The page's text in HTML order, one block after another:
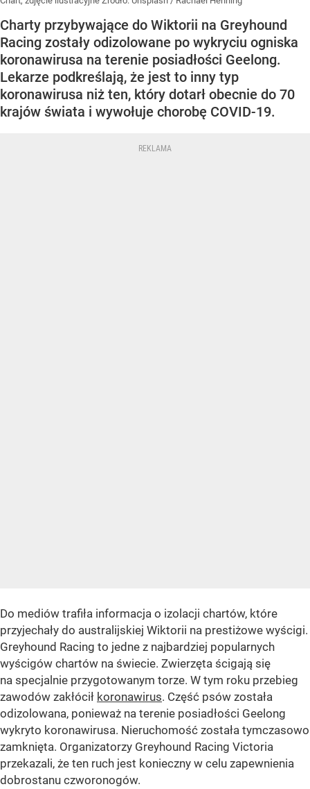
Charty przybywające do Wiktorii na Greyhound
Racing zostały odizolowane po wykryciu ogniska
koronawirusa na terenie posiadłości Geelong.
Lekarze podkreślają, że jest to inny typ
koronawirusa niż ten, który dotarł obecnie do 70
krajów świata i wywołuje chorobę COVID-19.
Do mediów trafiła informacja o izolacji chartów, które
przyjechały do australijskiej Wiktorii na prestiżowe wyścigi.
Greyhound Racing to jedne z najbardziej popularnych
wyścigów chartów na świecie. Zwierzęta ścigają się
na specjalnie przygotowanym torze. W tym roku przebieg
zawodów zakłócił koronawirus. Część psów została
odizolowana, ponieważ na terenie posiadłości Geelong
wykryto koronawirusa. Nieruchomość została tymczasowo
zamknięta. Organizatorzy Greyhound Racing Victoria
przekazali, że ten ruch jest konieczny w celu zapewnienia
dobrostanu czworonogów.